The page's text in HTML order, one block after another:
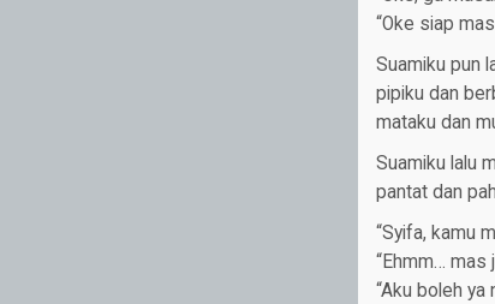
“Oke siap
Suamiku pun
pipiku dan
mataku dan
Suamiku lalu
pantat dan
“Syifa, kamu
“Ehmm… mas
“Aku boleh